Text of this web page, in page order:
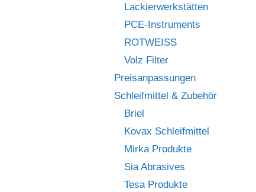
Lackierwerkstätten
PCE-Instruments
ROTWEISS
Volz Filter
Preisanpassungen
Schleifmittel & Zubehör
Briel
Kovax Schleifmittel
Mirka Produkte
Sia Abrasives
Tesa Produkte